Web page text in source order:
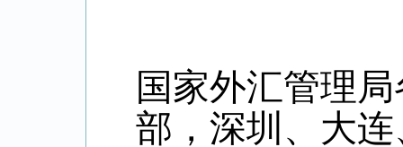
国家外汇管理
部，深圳、大